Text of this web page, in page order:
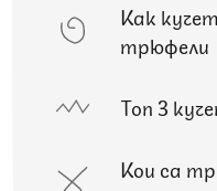
Как
трюфели
Топ 3
Кои са